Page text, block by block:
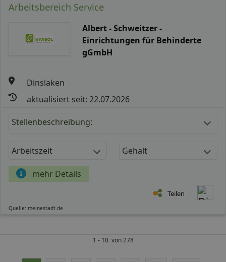
Arbeitsbereich Service
Albert - Schweitzer -
Einrichtungen für Behinderte
gGmbH
Dinslaken
aktualisiert seit: 22.07.2026
Stellenbeschreibung:
Arbeitszeit Gehalt
mehr Details
Teilen
Quelle: meinestadt.de
1 - 10 von 278